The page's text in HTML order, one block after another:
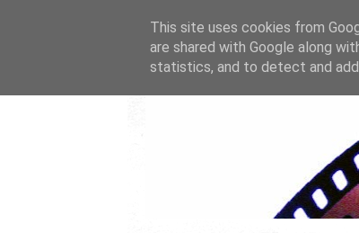
This site uses cookies from
are shared with Google along
statistics, and to detect and